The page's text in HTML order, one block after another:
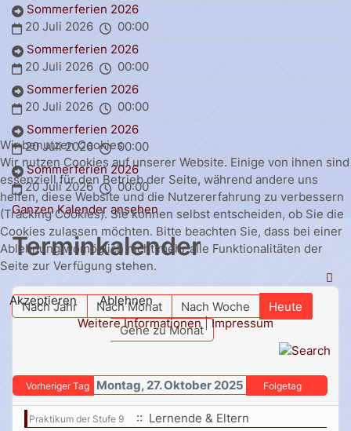
Sommerferien 2026
20 Juli 2026
00:00
Sommerferien 2026
20 Juli 2026
00:00
Sommerferien 2026
20 Juli 2026
00:00
Sommerferien 2026
20 Juli 2026
00:00
Sommerferien 2026
20 Juli 2026
00:00
Ganzen Kalender ansehen
Terminkalender
Nach Jahr Nach Monat Nach Woche
Heute
Gehe zu Monat
Vorheriger Tag Montag, 27. Oktober 2025 Folgetag
Praktikum der Stufe 9
:: Lernende & Eltern
Wir benutzen Cookies
Wir nutzen Cookies auf unserer Website. Einige von ihnen sind
essenziell für den Betrieb der Seite, während andere uns
helfen, diese Website und die Nutzererfahrung zu verbessern
(Tracking Cookies). Sie können selbst entscheiden, ob Sie die
Cookies zulassen möchten. Bitte beachten Sie, dass bei einer
Ablehnung womöglich nicht mehr alle Funktionalitäten der
Seite zur Verfügung stehen.
Akzeptieren
Ablehnen
Weitere Informationen|Impressum